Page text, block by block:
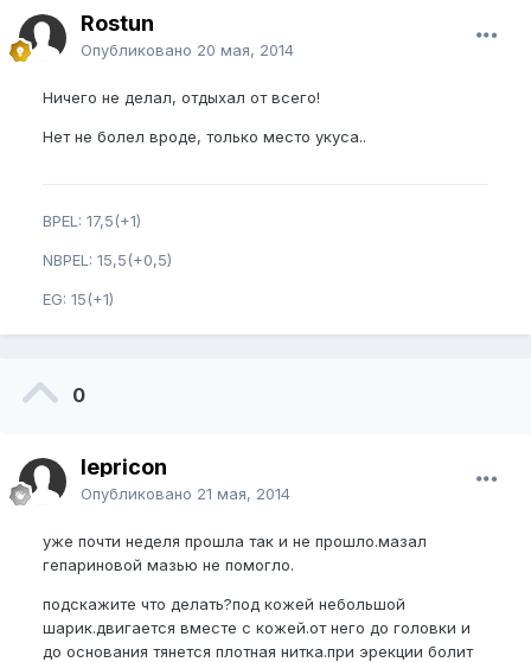
Rostun
Опубликовано 20 мая, 2014
Ничего не делал, отдыхал от всего!
Нет не болел вроде, только место укуса..
BPEL: 17,5(+1)
NBPEL: 15,5(+0,5)
EG: 15(+1)
0
lepricon
Опубликовано 21 мая, 2014
уже почти неделя прошла так и не прошло.мазал
гепариновой мазью не помогло.
подскажите что делать?под кожей небольшой
шарик.двигается вместе с кожей.от него до головки и
до основания тянется плотная нитка.при эрекции болит